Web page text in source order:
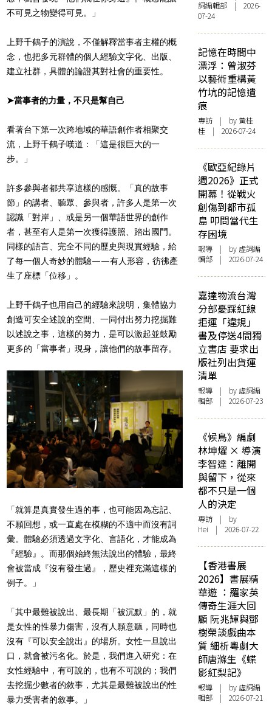
不可見之物變得可見。」
上野千鶴子的演說，不僅解釋當事者主權的概
念，也把多元群體的個人經驗文字化、出版、
建立社群，具體的論證其對社會的重要性。
➤當事者的力量，不只是幫自己
看著台下第一次跨地域的華語創作者相聚交
流，上野千鶴子嘆道：「這是很巨大的一
步。」
許多參與者都共享這樣的感慨。「真的故事
節」的講者、聽眾、參與者，許多人是第一次
認識「對岸」、或是另一個華語世界的創作
者，甚至有人是第一次獲得護照、踏出國門。
同樣的語言、完全不同的歷史與現實經驗，給
了每一個人奇妙的體驗——有人形容，彷彿產
生了座標「位移」。
上野千鶴子也用自己的經驗來說明，集體協力
創造可安全述說的空間、一同付出努力挖掘難
以述說之事，這樣的努力，是可以激起並鼓勵
更多的「當事者」現身，讓他們的故事留存。
「就算是真實發生過的事，也可能因為忘記、
不願回想，或一直處在模糊的不適中而沒有詞
彙。體驗必須透過文字化、言語化，才能成為
『經驗』。而那個始終無法說出的體驗，最終
會被當成『沒有發生過』，歷史裡充滿這樣的
例子。」
「其中最難被說出、最長期「被沉默」的，就
是女性的性暴力傷害，沒有人願意聽，同時也
沒有『可以安全說出』的場所。女性一旦說出
口，就會被污名化。於是，我們進入研究：在
女性經驗中，有可說的，也有不可說的；我們
去挖掘少數者的敘事，尤其是最難被說出的性
暴力受害者的敘事。」
詞編輯部 | 2026-
07-24
記憶在時間中
漂浮：曾淑芬
以藝術重構黃
竹坑的記憶遺
痕
專訪 | by 黃桂
桂 | 2026-07-24
《歐亞紀錄片
週2026》正式
開幕！從戰火
創傷到都市孤
島 叩問當代生
存困境
報導 | by 虛詞編
輯部 | 2026-07-24
嘉達物流台灣
分部憂踩紅線
拒運「違規」
書及停送4間獨
立書店 要求出
版社列出貨運
清單
報導 | by 虛詞編
輯部 | 2026-07-23
《候鳥》編劇
林坤燿 × 導演
李智達：離開
與留下，從來
都不只是一個
人的決定
專訪 | by
Hei | 2026-07-22
【香港書展
2026】書展精
華遊 ：羅家英
傳奇生涯大回
顧 阮兆輝與鄧
樹榮談戲曲本
質 細析粵劇大
師唐滌生《蝶
影紅梨記》
報導 | by 虛詞編
輯部 | 2026-07-21